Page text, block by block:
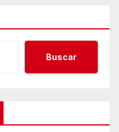
Buscar